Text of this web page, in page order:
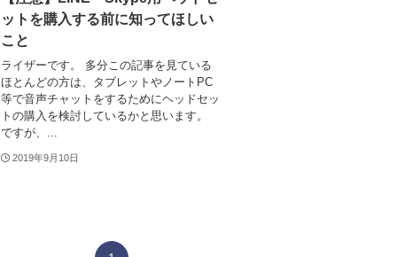
ットを購入する前に知ってほしい
こと
ライザーです。 多分この記事を見ている
ほとんどの方は、タブレットやノートPC
等で音声チャットをするためにヘッドセッ
トの購入を検討しているかと思います。
ですが、...
2019年9月10日